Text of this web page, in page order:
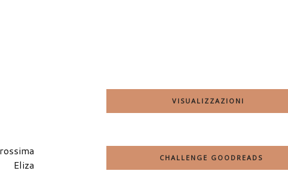
Eliza
VISUALIZZAZIONI
CHALLENGE GOODREADS